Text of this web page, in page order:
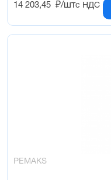
14 203,45 ₽/штс НДС
PEMAKS